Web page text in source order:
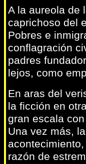
A la aureola de
caprichoso del
Pobres e
conflagración
padres
lejos, como
En aras del
la ficción en
gran escala
Una vez más,
razón de